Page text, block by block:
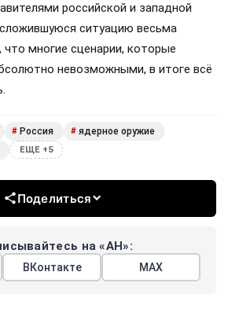
российской и западной
ситуацию весьма
что многие сценарии, которые
невозможными, в итоге всё
# Россия # ядерное оружие
ЕЩЕ +5
Поделиться
на «АН»:
ВКонтакте МАХ